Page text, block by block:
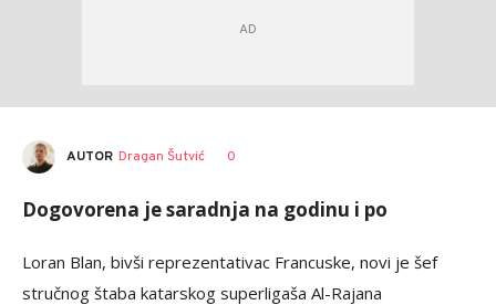
AUTOR Dragan Šutvić 0
Dogovorena je saradnja na godinu i po
Loran Blan, bivši reprezentativac Francuske, novi je šef
stručnog štaba katarskog superligaša Al-Rajana